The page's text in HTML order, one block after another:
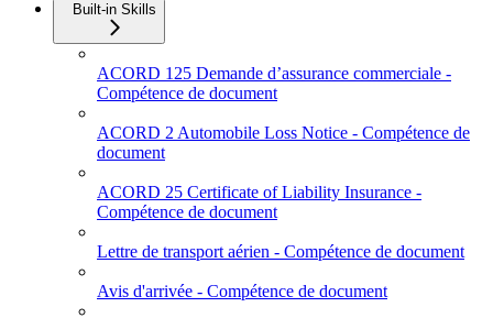
Built-in Skills
ACORD 125 Demande d’assurance commerciale -
Compétence de document
ACORD 2 Automobile Loss Notice - Compétence de
document
ACORD 25 Certificate of Liability Insurance -
Compétence de document
Lettre de transport aérien - Compétence de document
Avis d'arrivée - Compétence de document